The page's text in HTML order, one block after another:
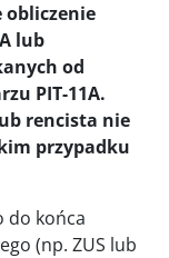
obliczenie
lub
od
PIT-11A.
rencista nie
przypadku
do końca
(np. ZUS lub